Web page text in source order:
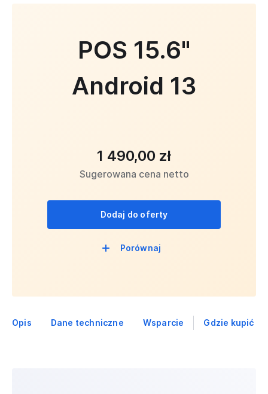
POS 15.6"
Android 13
1 490,00 zł
Sugerowana cena netto
Dodaj do oferty
Porównaj
Opis Dane techniczne Wsparcie Gdzie kupić